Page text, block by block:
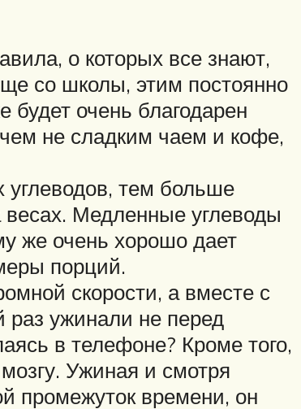
о которых все знают,
со школы, этим постоянно
очень благодарен
не сладким чаем и кофе,
тем больше
Медленные углеводы
же очень хорошо дает
порций.
скорости, а вместе с
раз ужинали не перед
в телефоне? Кроме того,
Ужиная и смотря
промежуток времени, он